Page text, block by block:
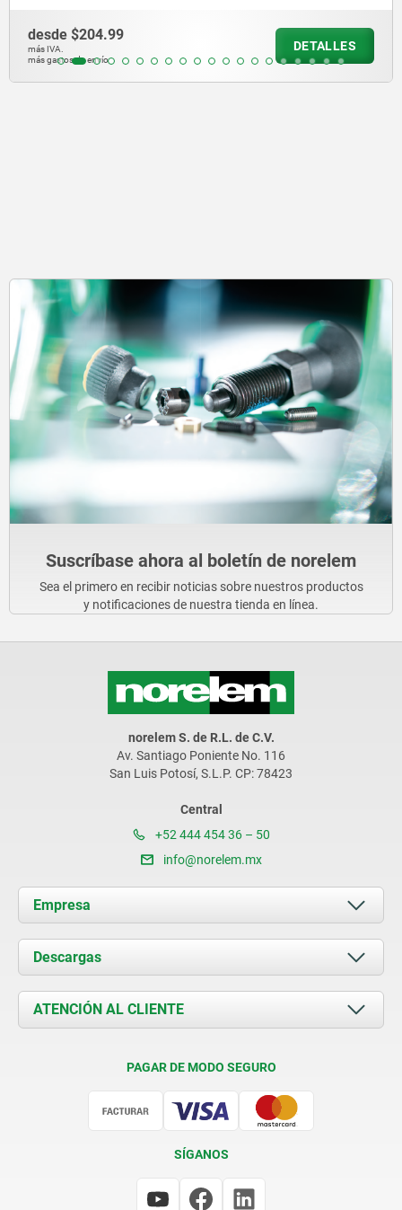
desde$150.81
más IVA.
más gastos de envío
DETALLES
Suscríbase ahora al boletín de norelem
Sea el primero en recibir noticias sobre nuestros productos
y notificaciones de nuestra tienda en línea.
norelem S. de R.L. de C.V.
Av. Santiago Poniente No. 116
San Luis Potosí, S.L.P. CP: 78423
Central
+52 444 454 36 – 50
info@norelem.mx
Empresa
Acerca de nosotros
Novedades
Contacto
Descargas
Documents
ATENCIÓN AL CLIENTE
PAGAR DE MODO SEGURO
SÍGANOS